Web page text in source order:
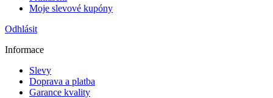
Moje slevové kupóny
Odhlásit
Informace
Slevy
Doprava a platba
Garance kvality